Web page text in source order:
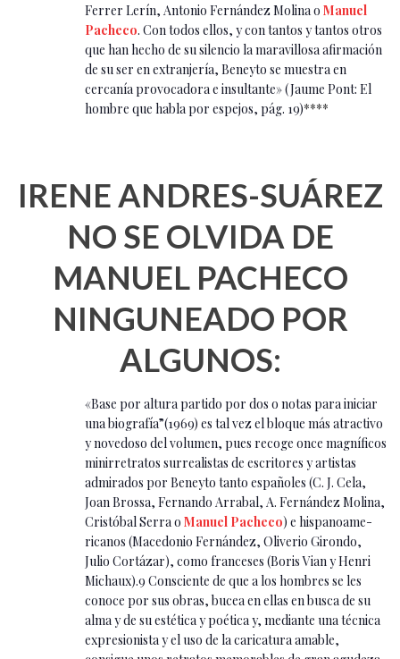
Ferrer Lerín, Antonio Fernández Molina o Manuel
Pacheco. Con todos ellos, y con tantos y tantos otros
que han hecho de su silencio la maravillosa afirmación
de su ser en extranjería, Beneyto se muestra en
cercanía provocadora e insultante» (Jaume Pont: El
hombre que habla por espejos, pág. 19)****
IRENE ANDRES-SUÁREZ
NO SE OLVIDA DE
MANUEL PACHECO
NINGUNEADO POR
ALGUNOS:
«Base por altura partido por dos o notas para iniciar
una biografía”(1969) es tal vez el bloque más atractivo
y novedoso del volumen, pues recoge once magníficos
minirretratos surrealistas de escritores y artistas
admirados por Beneyto tanto españoles (C. J. Cela,
Joan Brossa, Fernando Arrabal, A. Fernández Molina,
Cristóbal Serra o Manuel Pacheco) e hispanoame-
ricanos (Macedonio Fernández, Oliverio Girondo,
Julio Cortázar), como franceses (Boris Vian y Henri
Michaux).9 Consciente de que a los hombres se les
conoce por sus obras, bucea en ellas en busca de su
alma y de su estética y poética y, mediante una técnica
expresionista y el uso de la caricatura amable,